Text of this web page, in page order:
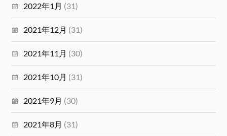
2022年1月 (31)
2021年12月 (31)
2021年11月 (30)
2021年10月 (31)
2021年9月 (30)
2021年8月 (31)